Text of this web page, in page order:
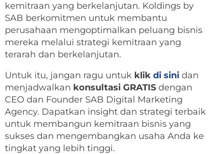
kemitraan yang berkelanjutan. Koldings by
SAB berkomitmen untuk membantu
perusahaan mengoptimalkan peluang bisnis
mereka melalui strategi kemitraan yang
terarah dan berkelanjutan.
Untuk itu, jangan ragu untuk klik di sini dan
menjadwalkan konsultasi GRATIS dengan
CEO dan Founder SAB Digital Marketing
Agency. Dapatkan insight dan strategi terbaik
untuk membangun kemitraan bisnis yang
sukses dan mengembangkan usaha Anda ke
tingkat yang lebih tinggi.